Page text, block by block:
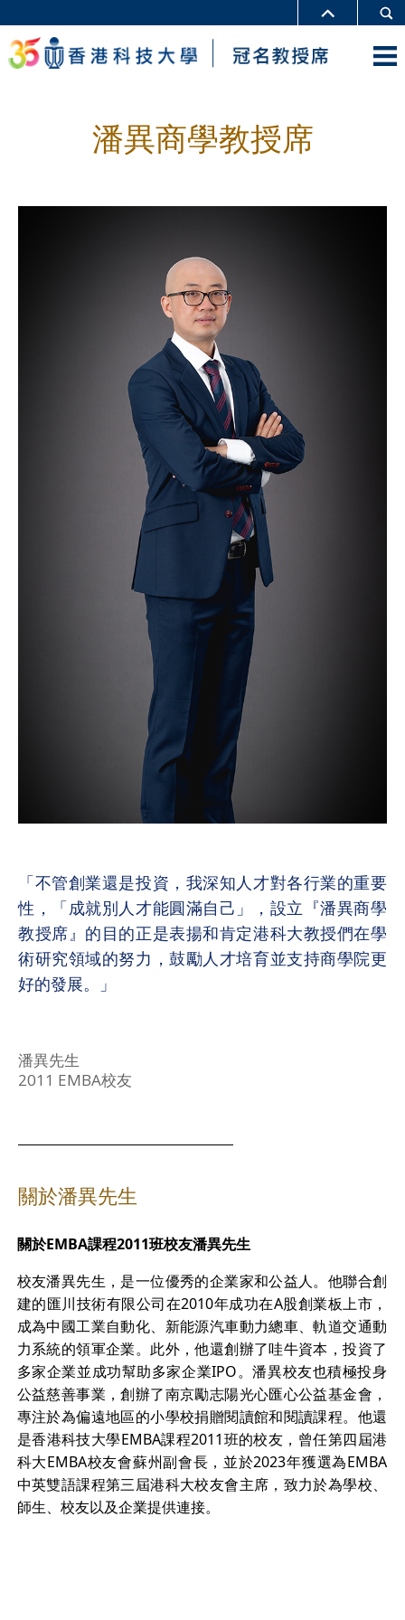
潘異商學教授席
「不管創業還是投資，我深知人才對各行業的重要
性，「成就別人才能圓滿自己」，設立『潘異商學
教授席』的目的正是表揚和肯定港科大教授們在學
術研究領域的努力，鼓勵人才培育並支持商學院更
好的發展。」
潘異先生
2011 EMBA校友
關於潘異先生
關於EMBA課程2011班校友潘異先生
校友潘異先生，是一位優秀的企業家和公益人。他聯合創
建的匯川技術有限公司在2010年成功在A股創業板上市，
成為中國工業自動化、新能源汽車動力總車、軌道交通動
力系統的領軍企業。此外，他還創辦了哇牛資本，投資了
多家企業並成功幫助多家企業IPO。潘異校友也積極投身
公益慈善事業，創辦了南京勵志陽光心匯心公益基金會，
專注於為偏遠地區的小學校捐贈閱讀館和閱讀課程。他還
是香港科技大學EMBA課程2011班的校友，曾任第四屆港
科大EMBA校友會蘇州副會長，並於2023年獲選為EMBA
中英雙語課程第三屆港科大校友會主席，致力於為學校、
師生、校友以及企業提供連接。